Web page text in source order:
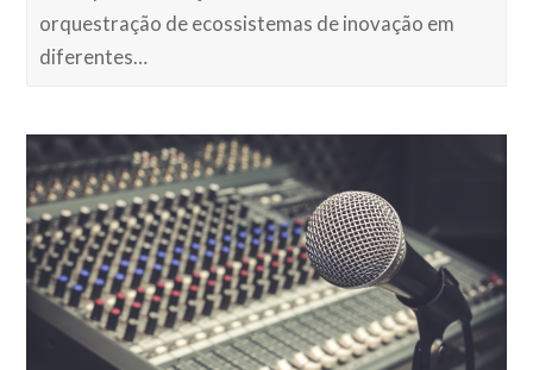
orquestração de ecossistemas de inovação em
diferentes…